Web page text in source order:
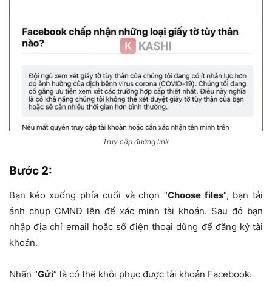
Truy cập đường link
Bước 2:
Bạn kéo xuống phía cuối và chọn “Choose files“, bạn tải
ảnh chụp CMND lên để xác minh tài khoản. Sau đó bạn
nhập địa chỉ email hoặc số điện thoại dùng để đăng ký tài
khoản.
Nhấn “Gửi” là có thể khôi phục được tài khoản Facebook.